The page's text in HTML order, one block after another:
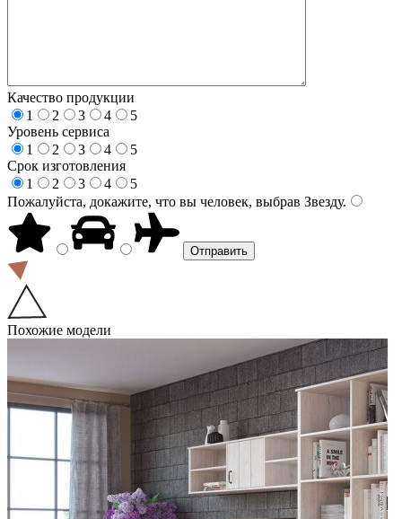
Качество продукции
1
2 3 4
5
Уровень сервиса
1
2 3 4
5
Срок изготовления
1
2 3 4
5
Пожалуйста, докажите, что вы человек, выбрав Звезду.
Похожие модели